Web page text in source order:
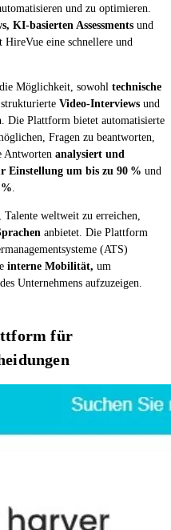
und zu optimieren.
KI-basierten Assessments und
HireVue eine schnellere und
Möglichkeit, sowohl technische
Video-Interviews und
Die Plattform bietet automatisierte
Fragen zu beantworten,
Antworten analysiert und
Einstellung um bis zu 90 % und
weltweit zu erreichen,
anbietet. Die Plattform
(ATS)
interne Mobilität, um
Unternehmens aufzuzeigen.
für